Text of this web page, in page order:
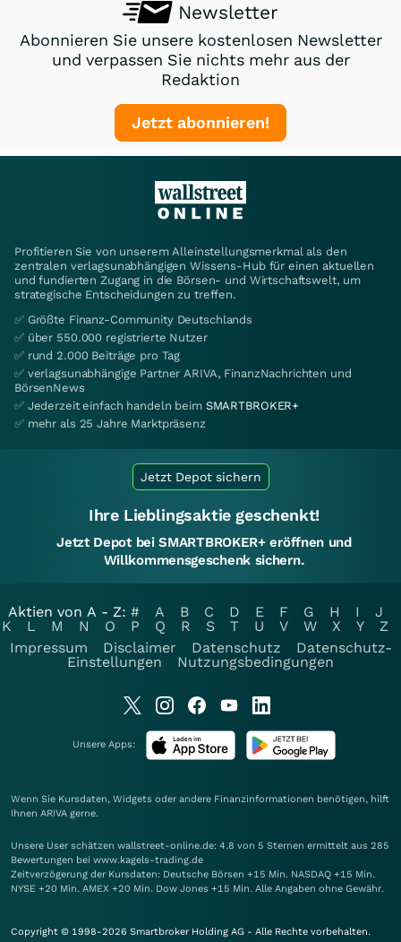
Newsletter
Abonnieren Sie unsere kostenlosen Newsletter
und verpassen Sie nichts mehr aus der
Redaktion
Jetzt abonnieren!
Profitieren Sie von unserem Alleinstellungsmerkmal als den
zentralen verlagsunabhängigen Wissens-Hub für einen aktuellen
und fundierten Zugang in die Börsen- und Wirtschaftswelt, um
strategische Entscheidungen zu treffen.
✅ Größte Finanz-Community Deutschlands
✅ über 550.000 registrierte Nutzer
✅ rund 2.000 Beiträge pro Tag
✅ verlagsunabhängige Partner ARIVA, FinanzNachrichten und
BörsenNews
✅ Jederzeit einfach handeln beim SMARTBROKER+
✅ mehr als 25 Jahre Marktpräsenz
Jetzt Depot sichern
Ihre Lieblingsaktie geschenkt!
Jetzt Depot bei SMARTBROKER+ eröffnen und
Willkommensgeschenk sichern.
Aktien von A - Z: # A B C D E F G H I
J
K
L M N O P Q R S T U V W X Y
Z
Impressum
Disclaimer Datenschutz
Datenschutz-
Einstellungen
Nutzungsbedingungen
Unsere Apps:
Wenn Sie Kursdaten, Widgets oder andere Finanzinformationen benötigen, hilft
Ihnen ARIVA gerne.
Unsere User schätzen wallstreet-online.de: 4.8 von 5 Sternen ermittelt aus 285
Bewertungen bei www.kagels-trading.de
Zeitverzögerung der Kursdaten: Deutsche Börsen +15 Min. NASDAQ +15 Min.
NYSE +20 Min. AMEX +20 Min. Dow Jones +15 Min. Alle Angaben ohne Gewähr.
Copyright © 1998-2026 Smartbroker Holding AG - Alle Rechte vorbehalten.